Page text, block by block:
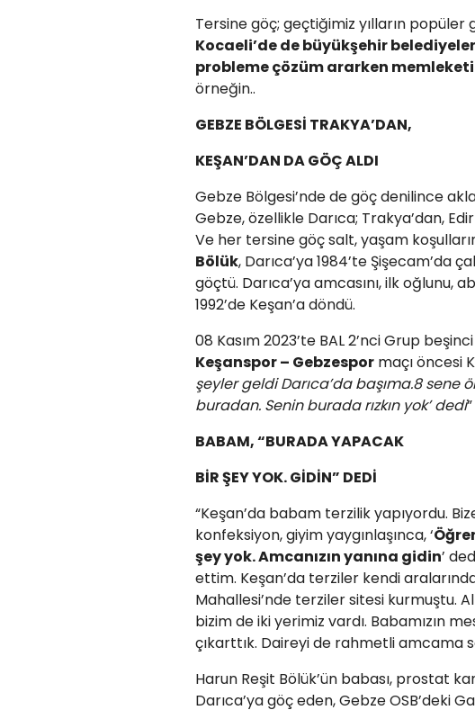
Tersine göç; geçtiğimiz yılların popüler
Kocaeli’de de büyükşehir
probleme çözüm ararken
örneğin..
GEBZE BÖLGESİ TRAKYA’DAN,
KEŞAN’DAN DA GÖÇ ALDI
Gebze Bölgesi’nde de göç denilince
Gebze, özellikle Darıca; Trakya’dan,
Ve her tersine göç salt, yaşam
Bölük, Darıca’ya 1984’te Şişecam’da
göçtü. Darıca’ya amcasını, ilk oğlunu,
1992’de Keşan’a döndü.
08 Kasım 2023’te BAL 2’nci Grup
Keşanspor – Gebzespor maçı öncesi
şeyler geldi Darıca’da başıma.8
buradan. Senin burada rızkın yok’ dedi
BABAM, “BURADA YAPACAK
BİR ŞEY YOK. GİDİN” DEDİ
“Keşan’da babam terzilik yapıyordu.
konfeksiyon, giyim yaygınlaşınca, ‘
şey yok. Amcanızın yanına gidin’
ettim. Keşan’da terziler kendi
Mahallesi’nde terziler sitesi kurmuştu.
bizim de iki yerimiz vardı. Babamızın
çıkarttık. Daireyi de rahmetli amcama
Harun Reşit Bölük’ün babası, prostat
Darıca’ya göç eden, Gebze OSB’deki